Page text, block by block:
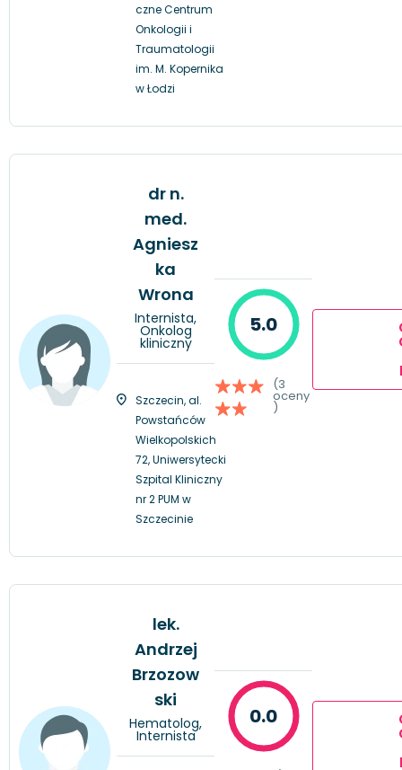
czne Centrum
Onkologii i
Traumatologii
im. M. Kopernika
w Łodzi
dr n.
med.
Agniesz
ka
Wrona
Internista,
Onkolog
kliniczny
Szczecin, al.
Powstańców
Wielkopolskich
72, Uniwersytecki
Szpital Kliniczny
nr 2 PUM w
Szczecinie
5.0
(3
oceny
)
lek.
Andrzej
Brzozow
ski
Hematolog,
Internista
0.0